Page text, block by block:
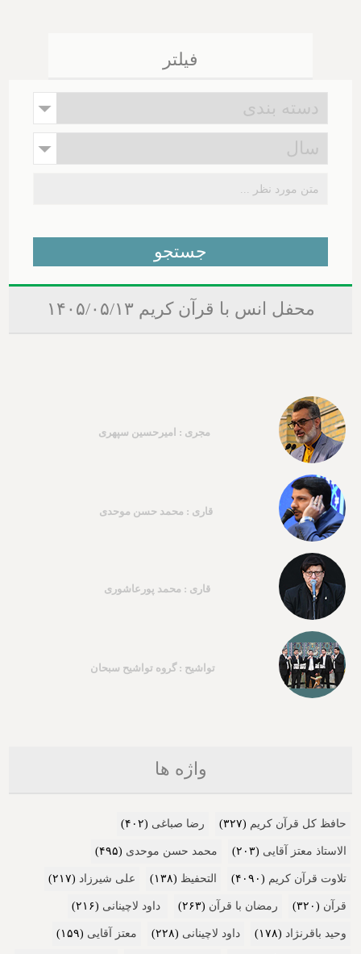
فیلتر
محفل انس با قرآن کریم ۱۴۰۵/۰۵/۱۳
مجری : امیرحسین سپهری
قاری : محمد حسن موحدی
قاری : محمد پورعاشوری
تواشیح : گروه تواشیح سبحان
واژه ها
حافظ کل قرآن کریم (۳۲۷) رضا صباغی (۴۰۲)
الاستاذ معتز آقایی (۲۰۳) محمد حسن موحدی (۴۹۵)
تلاوت قرآن کریم (۴۰۹۰) التحفیظ (۱۳۸) علی شیرزاد (۲۱۷)
قرآن (۳۲۰) رمضان با قرآن (۲۶۳) داود لاچینانی (۲۱۶)
وحید باقرنژاد (۱۷۸) داود لاچینانی (۲۲۸) معتز آقایی (۱۵۹)